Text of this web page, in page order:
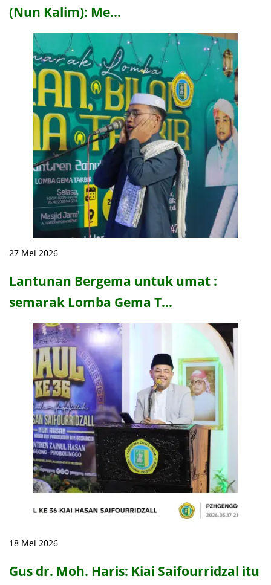
(Nun Kalim): Me…
27 Mei 2026
Lantunan Bergema untuk umat :
semarak Lomba Gema T…
18 Mei 2026
Gus dr. Moh. Haris: Kiai Saifourridzal itu